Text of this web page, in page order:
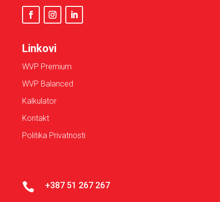
Linkovi
WVP Premium
WVP Balanced
Kalkulator
Kontakt
Politika Privatnosti
 +387 51 267 267